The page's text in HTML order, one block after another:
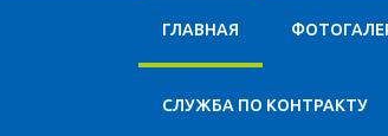
ГЛАВНАЯ
CЛУЖБА ПО КОНТРАКТУ